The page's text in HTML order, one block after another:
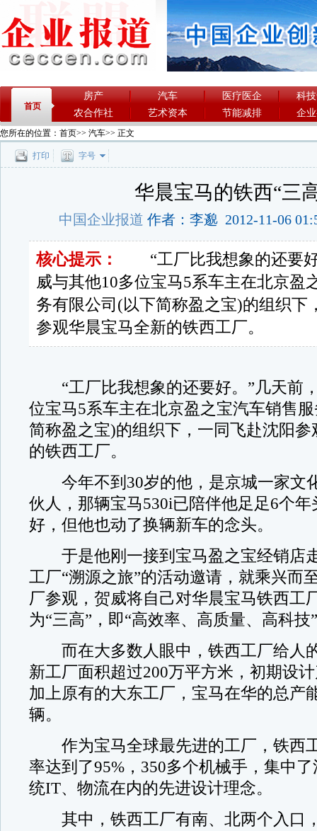
首页
房产 汽车 医疗医企
科
农合作社
艺术资本 节能减排 企
您所在的位置： 首页>> 汽车>> 正文
打印 字号
华晨宝马的铁西“三
中国企业报道 作者：李邈 2012-11-06
核心提示：
“工厂比我想象的还要好
威与其他10多位宝马5系车主在北京盈
务有限公司(以下简称盈之宝)的组织下
参观华晨宝马全新的铁西工厂。
“工厂比我想象的还要好。”几天前
位宝马5系车主在北京盈之宝汽车销售
简称盈之宝)的组织下，一同飞赴沈阳参
的铁西工厂。
今年不到30岁的他，是京城一家文
伙人，那辆宝马530i已陪伴他足足6个
好，但他也动了换辆新车的念头。
于是他刚一接到宝马盈之宝经销店
工厂“溯源之旅”的活动邀请，就乘兴而
厂参观，贺威将自己对华晨宝马铁西工
为“三高”，即“高效率、高质量、高科技
而在大多数人眼中，铁西工厂给人
新工厂面积超过200万平方米，初期设
加上原有的大东工厂，宝马在华的总产
辆。
作为宝马全球最先进的工厂，铁西
率达到了95%，350多个机械手，集中
统IT、物流在内的先进设计理念。
其中，铁西工厂有南、北两个入口